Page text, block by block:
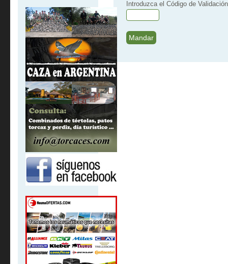
Introduzca el Código de